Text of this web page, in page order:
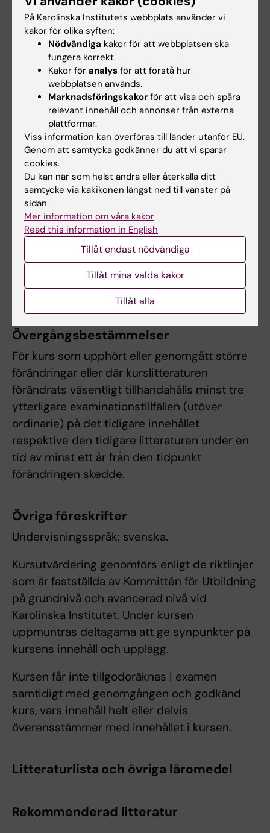
igen frånvaro i enlighet med examinators
anvisningar kan inte studieresultaten
slutrapporteras. Frånvaro från ett obligatoriskt
utbildningsinslag kan innebära att den
studerande inte kan ta igen tillfället förrän
nästa gång kursen ges.
Om det föreligger särskilda skäl, eller behov av
anpassning för student med
funktionsnedsättning får examinator fatta
beslut om att frångå kursplanens föreskrifter
om examinationsform, antal
examinationstillfällen, möjlighet till
komplettering eller undantag från
obligatoriska utbildningsmoment, m.m.
Innehåll och lärandemål samt nivån på
förväntade färdigheter, kunskaper och
förmågor får inte ändras, tas bort eller sänkas.
Övergångsbestämmelser
För kurs som upphört eller genomgått större
förändringar eller där kurslitteraturen
förändrats väsentligt tillhandahålls minst tre
ytterligare examinationstillfällen (utöver
ordinarie) på det tidigare innehållet
respektive den tidigare litteraturen under en
tid av minst ett år från den tidpunkt
förändringen skedde.
Övriga föreskrifter
Undervisningsspråk: svenska.
Kursutvärdering genomförs enligt de riktlinjer
som är fastställda av Kommittén för Utbildning
på grundnivå och avancerad nivå vid
Karolinska Institutet. Under kursen
uppmuntras deltagarna att ge synpunkter på
kursens innehåll och upplägg.
Kursen får inte tillgodoräknas i examen
samtidigt med genomgången och godkänd
kurs, vars innehåll helt eller delvis
överensstämmer med innehållet i kursen.
Litteraturlista och övriga läromedel
Rekommenderad litteratur
På Karolinska Institutets webbplats använder vi
kakor för olika syften:
Nödvändiga kakor för att webbplatsen ska
fungera korrekt.
Kakor för analys för att förstå hur
webbplatsen används.
Marknadsföringskakor för att visa och spåra
relevant innehåll och annonser från externa
plattformar.
Viss information kan överföras till länder utanför EU.
Genom att samtycka godkänner du att vi sparar
cookies.
Du kan när som helst ändra eller återkalla ditt
samtycke via kakikonen längst ned till vänster på
sidan.
Mer information om våra kakor
Read this information in English
Tillåt endast nödvändiga
Tillåt mina valda kakor
Tillåt alla